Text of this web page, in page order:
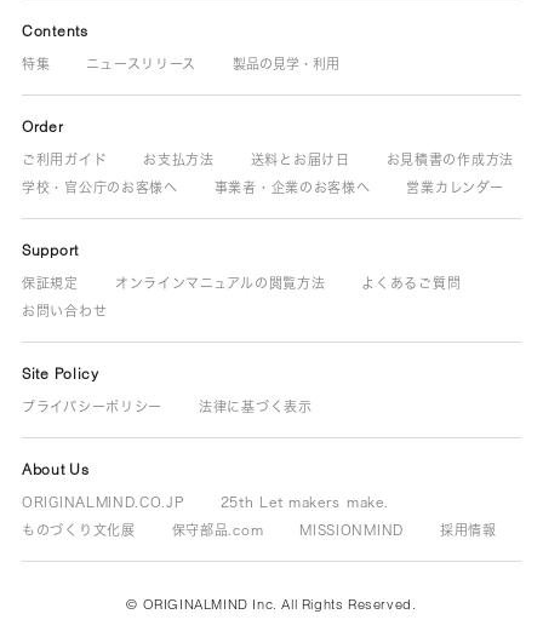
Contents
特集 ニュースリリース 製品の見学・利用
Order
ご利用ガイド お支払方法 送料とお届け日
お見積書の作成方法
学校・官公庁のお客様へ
事業者・企業のお客様へ 営業カレンダー
Support
保証規定 オンラインマニュアルの閲覧方法
よくあるご質問
お問い合わせ
Site Policy
プライバシーポリシー 法律に基づく表示
About Us
ORIGINALMIND.CO.JP
25th Let makers make.
ものづくり文化展
保守部品.com MISSIONMIND 採用情報
© ORIGINALMIND Inc. All Rights Reserved.